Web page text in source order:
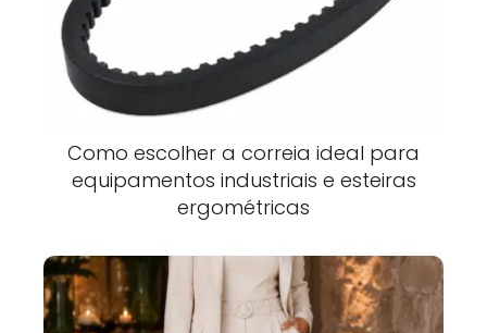
Como escolher a correia ideal para
equipamentos industriais e esteiras
ergométricas